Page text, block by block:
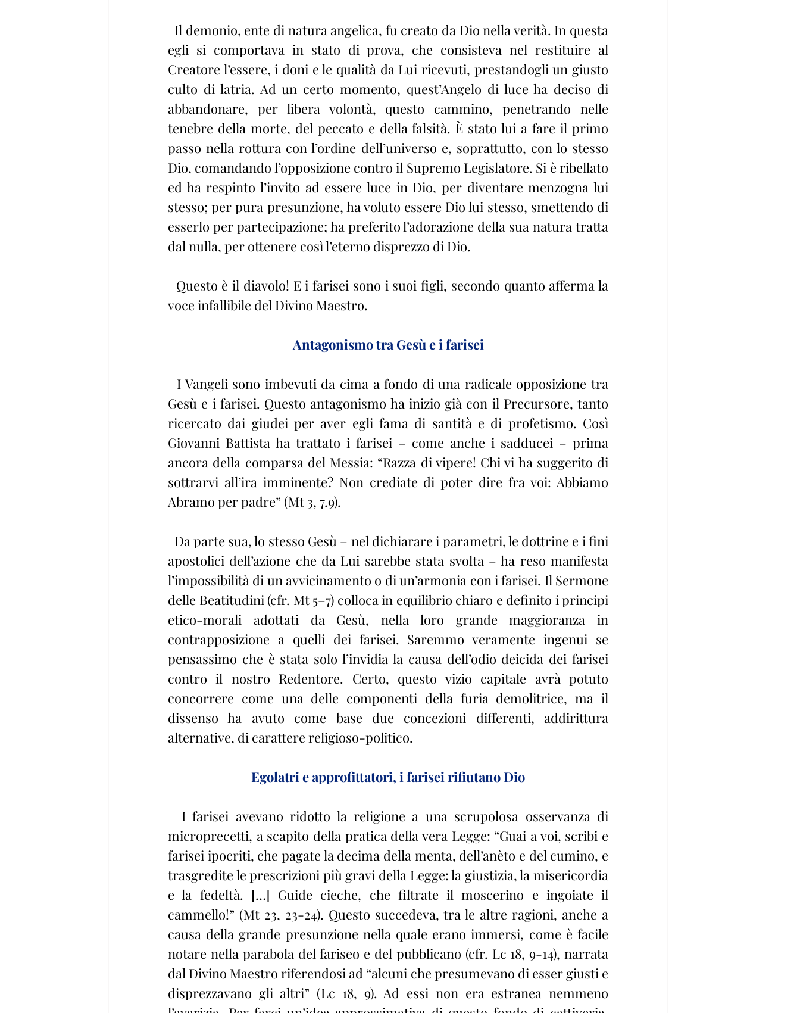
egli si comportava in stato di prova, che consisteva nel restituire al
Creatore l’essere, i doni e le qualità da Lui ricevuti, prestandogli un giusto
culto di latria. Ad un certo momento, quest’Angelo di luce ha deciso di
abbandonare, per libera volontà, questo cammino, penetrando nelle
tenebre della morte, del peccato e della falsità. È stato lui a fare il primo
passo nella rottura con l’ordine dell’universo e, soprattutto, con lo stesso
Dio, comandando l’opposizione contro il Supremo Legislatore. Si è ribellato
ed ha respinto l’invito ad essere luce in Dio, per diventare menzogna lui
stesso; per pura presunzione, ha voluto essere Dio lui stesso, smettendo di
esserlo per partecipazione; ha preferito l’adorazione della sua natura tratta
dal nulla, per ottenere così l’eterno disprezzo di Dio.
voce infallibile del Divino Maestro.
Antagonismo tra Gesù e i farisei
Gesù e i farisei. Questo antagonismo ha inizio già con il Precursore, tanto
ricercato dai giudei per aver egli fama di santità e di profetismo. Così
Giovanni Battista ha trattato i farisei – come anche i sadducei – prima
ancora della comparsa del Messia: “Razza di vipere! Chi vi ha suggerito di
sottrarvi all’ira imminente? Non crediate di poter dire fra voi: Abbiamo
Abramo per padre” (Mt 3, 7.9).
apostolici dell’azione che da Lui sarebbe stata svolta – ha reso manifesta
l’impossibilità di un avvicinamento o di un’armonia con i farisei. Il Sermone
delle Beatitudini (cfr. Mt 5–7) colloca in equilibrio chiaro e definito i principi
etico-morali adottati da Gesù, nella loro grande maggioranza in
contrapposizione a quelli dei farisei. Saremmo veramente ingenui se
pensassimo che è stata solo l’invidia la causa dell’odio deicida dei farisei
contro il nostro Redentore. Certo, questo vizio capitale avrà potuto
concorrere come una delle componenti della furia demolitrice, ma il
dissenso ha avuto come base due concezioni differenti, addirittura
alternative, di carattere religioso-politico.
Egolatri e approfittatori, i farisei rifiutano Dio
microprecetti, a scapito della pratica della vera Legge: “Guai a voi, scribi e
farisei ipocriti, che pagate la decima della menta, dell’anèto e del cumino, e
trasgredite le prescrizioni più gravi della Legge: la giustizia, la misericordia
e la fedeltà. […] Guide cieche, che filtrate il moscerino e ingoiate il
cammello!” (Mt 23, 23-24). Questo succedeva, tra le altre ragioni, anche a
causa della grande presunzione nella quale erano immersi, come è facile
notare nella parabola del fariseo e del pubblicano (cfr. Lc 18, 9-14), narrata
dal Divino Maestro riferendosi ad “alcuni che presumevano di esser giusti e
disprezzavano gli altri” (Lc 18, 9). Ad essi non era estranea nemmeno